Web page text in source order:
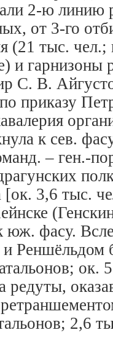
2-ю ли­нию
от 3-го
(21 тыс.
и гар­ни­зо­ны
С. В.
при­ка­зу
к сев.
– ген.-
[ок. 3,6 тыс.
фа­су.
Рен­шёль­дом
ок.
ре­ду­ты,
2,6